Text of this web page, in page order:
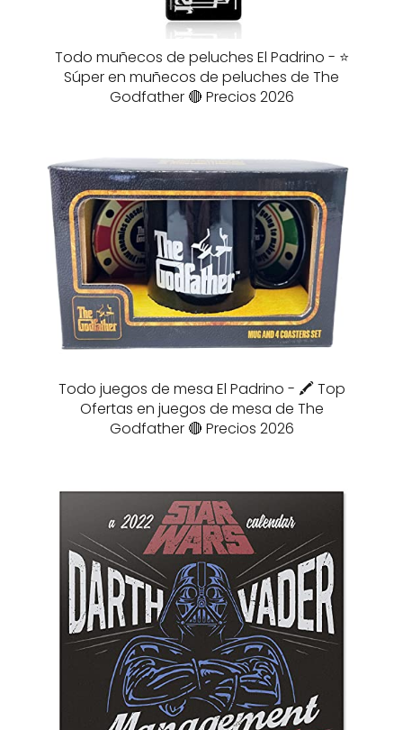
Todo muñecos de peluches El Padrino - ⭐️
Súper en muñecos de peluches de The
Godfather 🔴 Precios 2026
Todo juegos de mesa El Padrino - 🖍️ Top
Ofertas en juegos de mesa de The
Godfather 🔴 Precios 2026